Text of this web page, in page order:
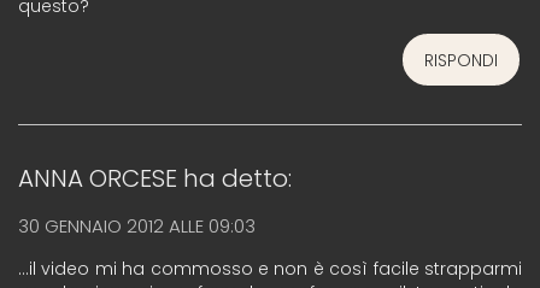
questo?
RISPONDI
ANNA ORCESE ha detto:
30 GENNAIO 2012 ALLE 09:03
…il video mi ha commosso e non è così facile strapparmi